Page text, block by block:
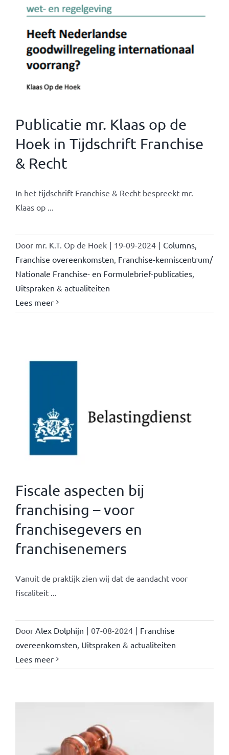
Publicatie mr. Klaas op de
Hoek in Tijdschrift Franchise
& Recht
In het tijdschrift Franchise & Recht bespreekt mr.
Klaas op ...
Door mr. K.T. Op de Hoek | 19-09-2024 | Columns
Franchise overeenkomsten Franchise-kenniscentrum/
Nationale Franchise- en Formulebrief-publicaties
Uitspraken & actualiteiten
Lees meer
Fiscale aspecten bij
franchising – voor
franchisegevers en
franchisenemers
Vanuit de praktijk zien wij dat de aandacht voor
fiscaliteit ...
Door Alex Dolphijn | 07-08-2024 | Franchise
overeenkomsten, Uitspraken & actualiteiten
Lees meer